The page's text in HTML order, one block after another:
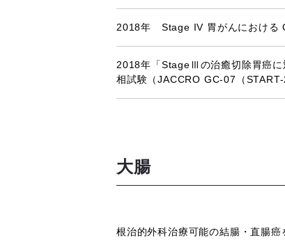
2018年 Stage IV 胃がんにおける
2018年「StageⅢの治癒切除胃癌
相試験（JACCRO GC-07（
大腸
根治的外科治療可能の結腸・直腸